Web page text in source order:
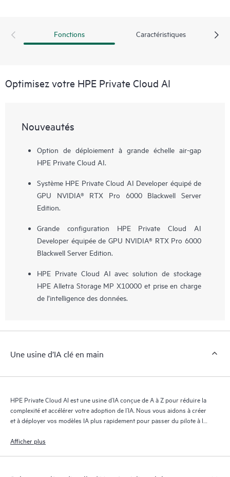
Fonctions Caractéristiques
Optimisez votre HPE Private Cloud AI
Nouveautés
Option de déploiement à grande échelle air-gap
HPE Private Cloud AI.
Système HPE Private Cloud AI Developer équipé de
GPU NVIDIA® RTX Pro 6000 Blackwell Server
Edition.
Grande configuration HPE Private Cloud AI
Developer équipée de GPU NVIDIA® RTX Pro 6000
Blackwell Server Edition.
HPE Private Cloud AI avec solution de stockage
HPE Alletra Storage MP X10000 et prise en charge
de l’intelligence des données.
Une usine d’IA clé en main
HPE Private Cloud AI est une usine d’IA conçue de A à Z pour réduire la
complexité et accélérer votre adoption de l’IA. Nous vous aidons à créer
et à déployer vos modèles IA plus rapidement pour passer du pilote à la
Afficher plus